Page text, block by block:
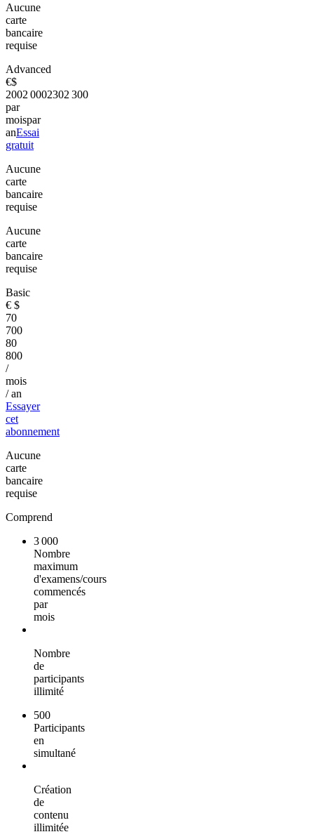
Aucune
carte
bancaire
requise
Advanced
€$
2002 0002302 300
par
moispar
anEssai
gratuit
Aucune
carte
bancaire
requise
Aucune
carte
bancaire
requise
Basic
€ $
70
700
80
800
/
mois
/ an
Essayer
cet
abonnement
Aucune
carte
bancaire
requise
Comprend
3 000
Nombre
maximum
d'examens/cours
commencés
par
mois
Nombre
de
participants
illimité
500
Participants
en
simultané
Création
de
contenu
illimitée